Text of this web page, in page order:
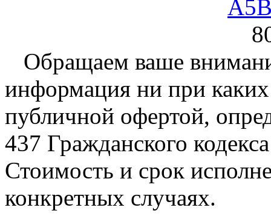
Обращаем ваше
информация ни при каких
публичной офертой,
437 Гражданского
Стоимость и срок
конкретных случаях.